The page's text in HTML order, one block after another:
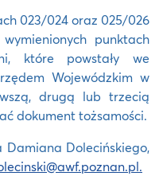
023/024 oraz 025/026
punktach
które powstały we
Wojewódzkim w
drugą lub trzecią
dokument tożsamości.
Dolecińskiego,